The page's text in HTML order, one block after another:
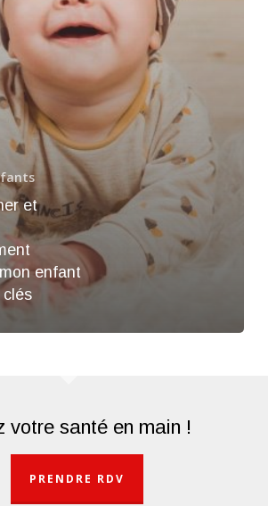
et
enfant
clés
votre santé en main !
PRENDRE RDV